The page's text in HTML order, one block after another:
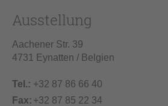
Ausstellung
Aachener Str. 39
4731 Eynatten / Belgien
Tel.: +32 87 86 66 40
Fax: +32 87 85 22 34